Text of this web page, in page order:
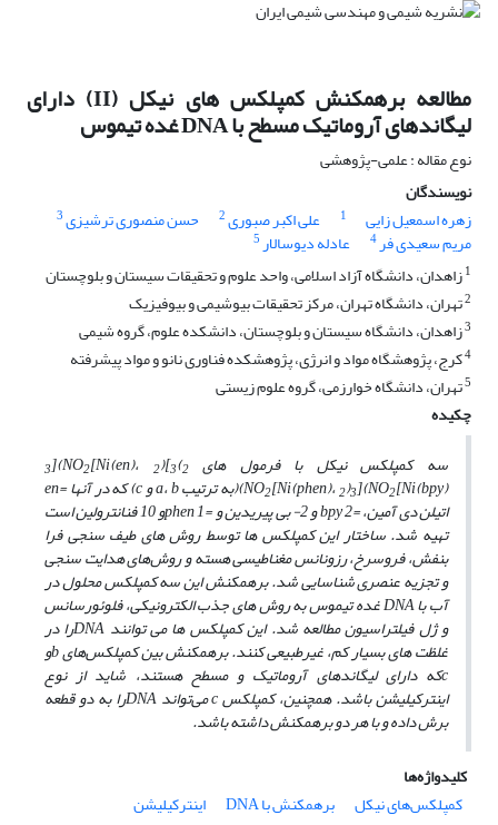
مطالعه برهمکنش کمپلکس های نیکل (II) دارای
لیگاندهای آروماتیک مسطح با DNA غده تیموس
نوع مقاله : علمی-پژوهشی
نویسندگان
زهره اسمعیل زایی
1 علی اکبر صبوری2 حسن منصوری ترشیزی3
مریم سعیدی فر4 عادله دیوسالار5
1زاهدان، دانشگاه آزاد اسلامی، واحد علوم و تحقیقات سیستان و بلوچستان
2تهران، دانشگاه تهران، مرکز تحقیقات بیوشیمی و بیوفیزیک
3زاهدان، دانشگاه سیستان و بلوچستان، دانشکده علوم، گروه شیمی
4کرج، پژوهشگاه مواد و انرژی، پژوهشکده فناوری نانو و مواد پیشرفته
5تهران، دانشگاه خوارزمی، گروه علوم زیستی
چکیده
سه کمپلکس نیکل با فرمول های2
)
3
](NO
2[Ni(en)، 2
)
3]
(NO2[Ni(phen)،2)3](NO2[Ni(bpy) (به ترتیب a،b وc) که در آنها=en
اتیلن دی آمین،=bpy2 و 2- بی پیریدین و =phen 1و 10 فنانترولین است
تهیه شد. ساختار این کمپلکس ها توسط روش های طیف سنجی فرا
بنفش، فروسرخ، رزونانس مغناطیسی هسته و روش‌های هدایت سنجی
و تجزیه عنصری شناسایی شد. برهمکنش این سه کمپلکس محلول در
آب باDNAغده تیموس به روش های جذب الکترونیکی، فلوئورسانس
و ژل فیلتراسیون مطالعه شد. این کمپلکس ها می‌ توانند DNAرا در
غلظت های بسیار کم، غیرطبیعی کنند. برهمکنش بین کمپلکس‌هایbو
cکه دارای لیگاندهای آروماتیکو مسطح هستند، شاید از نوع
اینترکیلیشن باشد. همچنین، کمپلکسcمی‌تواندDNAرا به دو قطعه
برش داده و با هر دو برهمکنش داشته باشد.
کلیدواژه‌ها
کمپلکس‌های نیکل
برهمکنش با DNA
اینترکیلیشن